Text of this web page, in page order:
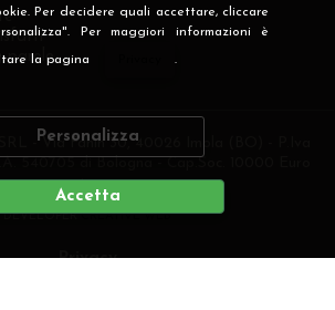
Per decidere quali accettare, cliccare
Per maggiori informazioni è
la pagina .
Personalizza
Accetta
parole
- Via Fanin 30, 40026 Imola (BO) - P.Iva
i.v
DEVELOPERCREATIVE WEB
Privacy